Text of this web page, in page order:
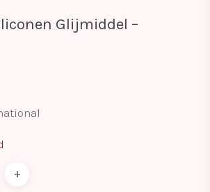
Glijmiddel –